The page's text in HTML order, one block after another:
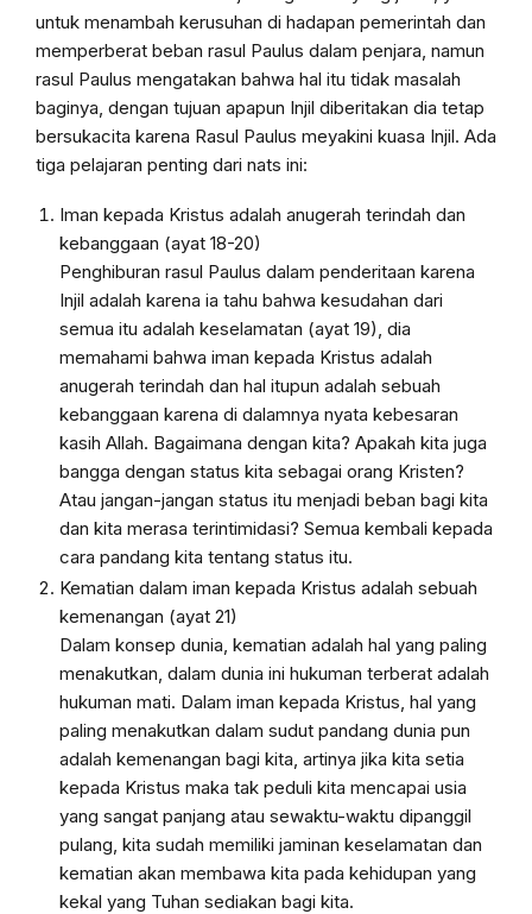
untuk menambah kerusuhan di hadapan pemerintah dan
memperberat beban rasul Paulus dalam penjara, namun
rasul Paulus mengatakan bahwa hal itu tidak masalah
baginya, dengan tujuan apapun Injil diberitakan dia tetap
bersukacita karena Rasul Paulus meyakini kuasa Injil. Ada
tiga pelajaran penting dari nats ini:
Iman kepada Kristus adalah anugerah terindah dan
kebanggaan (ayat 18-20)
Penghiburan rasul Paulus dalam penderitaan karena
Injil adalah karena ia tahu bahwa kesudahan dari
semua itu adalah keselamatan (ayat 19), dia
memahami bahwa iman kepada Kristus adalah
anugerah terindah dan hal itupun adalah sebuah
kebanggaan karena di dalamnya nyata kebesaran
kasih Allah. Bagaimana dengan kita? Apakah kita juga
bangga dengan status kita sebagai orang Kristen?
Atau jangan-jangan status itu menjadi beban bagi kita
dan kita merasa terintimidasi? Semua kembali kepada
cara pandang kita tentang status itu.
Kematian dalam iman kepada Kristus adalah sebuah
kemenangan (ayat 21)
Dalam konsep dunia, kematian adalah hal yang paling
menakutkan, dalam dunia ini hukuman terberat adalah
hukuman mati. Dalam iman kepada Kristus, hal yang
paling menakutkan dalam sudut pandang dunia pun
adalah kemenangan bagi kita, artinya jika kita setia
kepada Kristus maka tak peduli kita mencapai usia
yang sangat panjang atau sewaktu-waktu dipanggil
pulang, kita sudah memiliki jaminan keselamatan dan
kematian akan membawa kita pada kehidupan yang
kekal yang Tuhan sediakan bagi kita.